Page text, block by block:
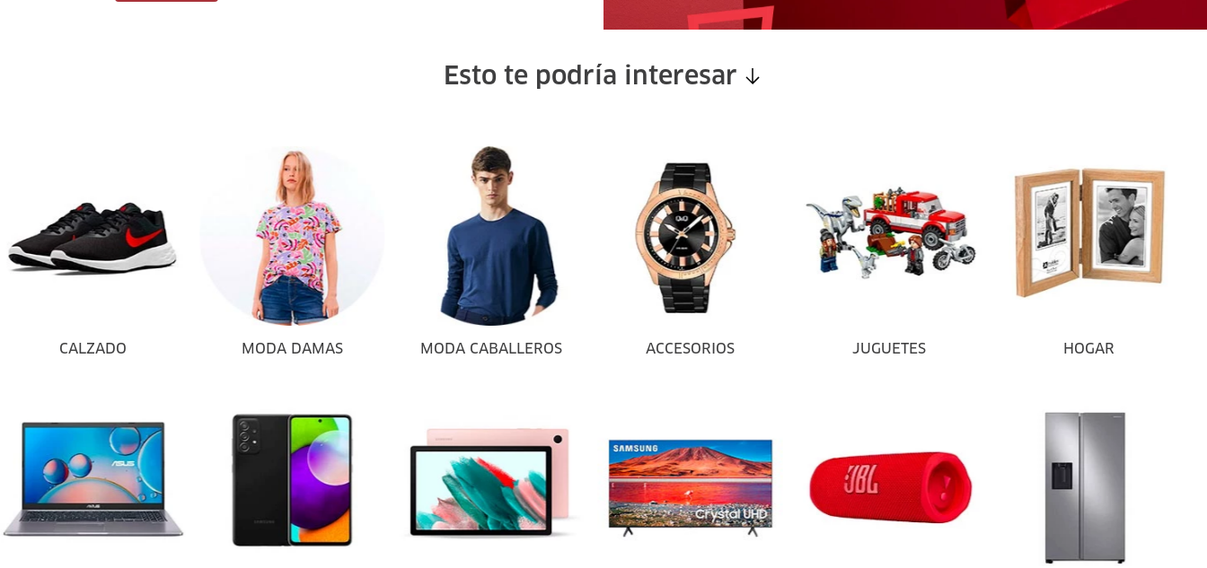
Esto te podría interesar
CALZADO MODA DAMAS MODA CABALLEROS ACCESORIOS JUGUETES HOGAR